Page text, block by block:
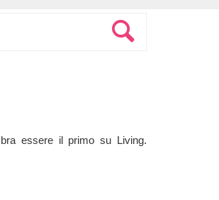
essere il primo su Living.